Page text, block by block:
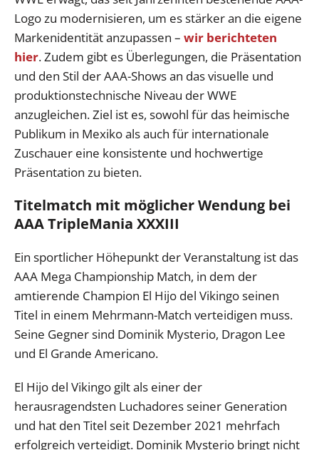
Logo zu modernisieren, um es stärker an die eigene
Markenidentität anzupassen – wir berichteten
hier. Zudem gibt es Überlegungen, die Präsentation
und den Stil der AAA-Shows an das visuelle und
produktionstechnische Niveau der WWE
anzugleichen. Ziel ist es, sowohl für das heimische
Publikum in Mexiko als auch für internationale
Zuschauer eine konsistente und hochwertige
Präsentation zu bieten.
Titelmatch mit möglicher Wendung bei
AAA TripleMania XXXIII
Ein sportlicher Höhepunkt der Veranstaltung ist das
AAA Mega Championship Match, in dem der
amtierende Champion El Hijo del Vikingo seinen
Titel in einem Mehrmann-Match verteidigen muss.
Seine Gegner sind Dominik Mysterio, Dragon Lee
und El Grande Americano.
El Hijo del Vikingo gilt als einer der
herausragendsten Luchadores seiner Generation
und hat den Titel seit Dezember 2021 mehrfach
erfolgreich verteidigt. Dominik Mysterio bringt nicht